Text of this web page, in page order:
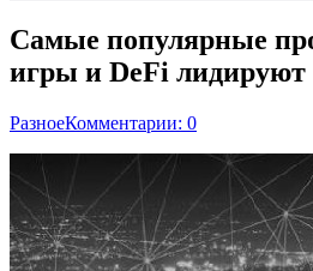
Самые популярные
игры и DeFi лидируют
РазноеКомментарии: 0